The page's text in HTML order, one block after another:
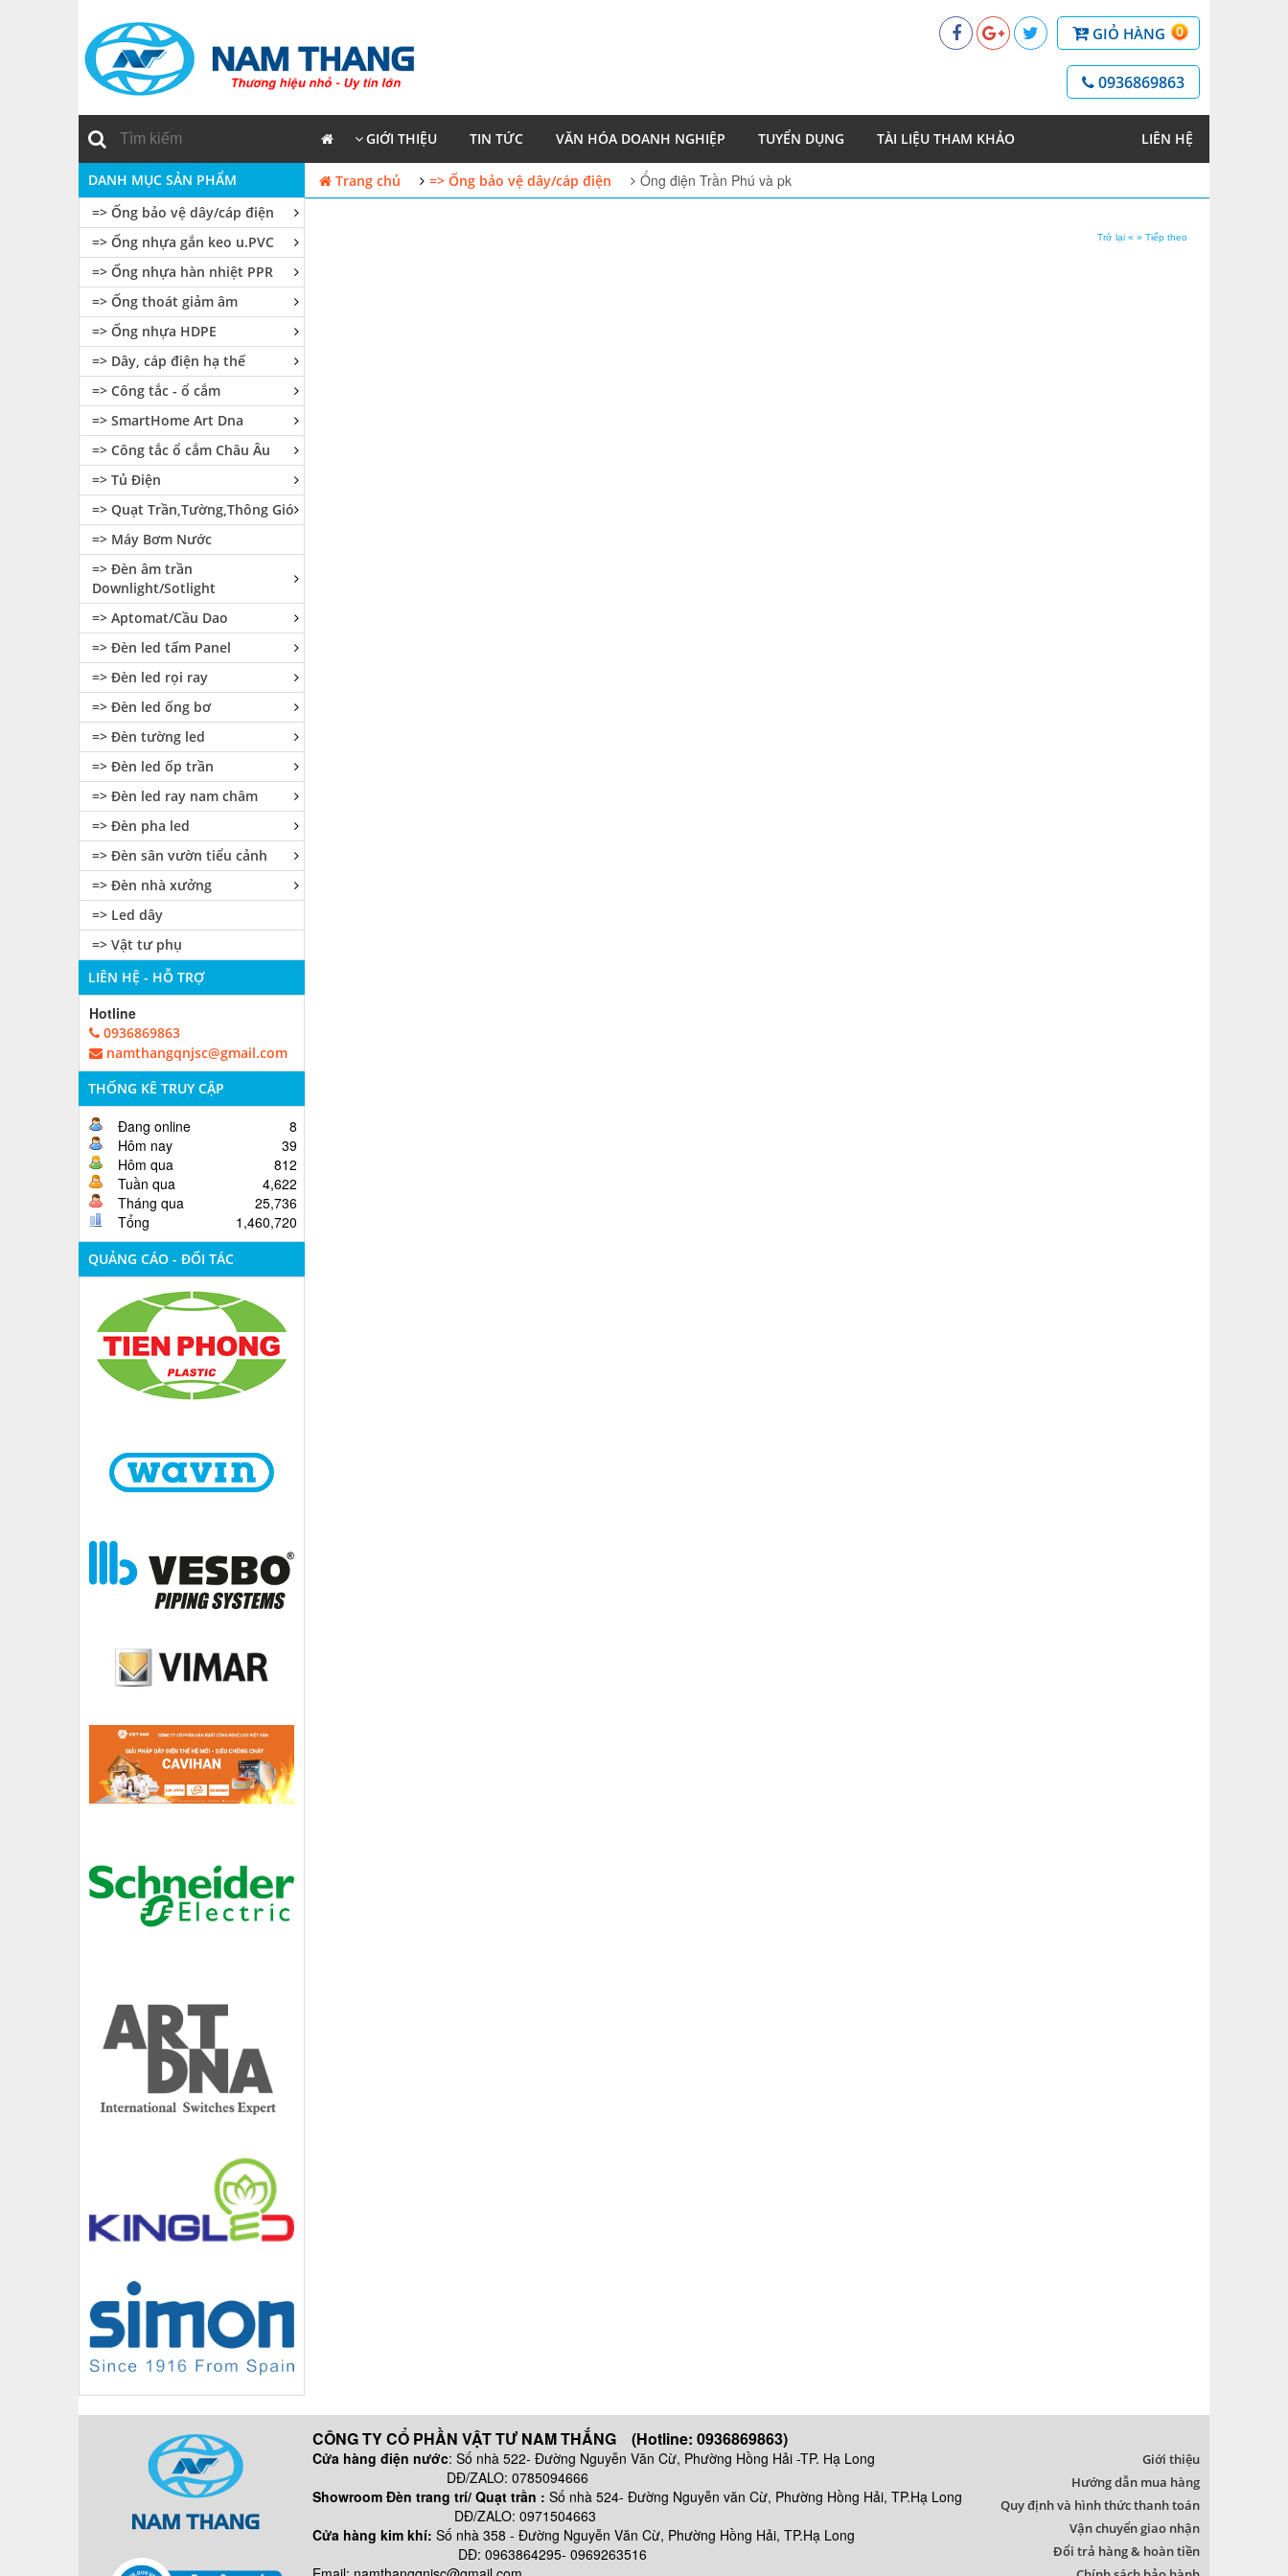
GIỎ HÀNG 0
0936869863
GIỚI THIỆU TIN TỨC VĂN HÓA DOANH NGHIỆP TUYỂN DỤNG TÀI LIỆU THAM KHẢO LIÊN HỆ
DANH MỤC SẢN PHẨM
=> Ống bảo vệ dây/cáp điện
=> Ống nhựa gắn keo u.PVC
=> Ống nhựa hàn nhiệt PPR
=> Ống thoát giảm âm
=> Ống nhựa HDPE
=> Dây, cáp điện hạ thế
=> Công tắc - ổ cắm
=> SmartHome Art Dna
=> Công tắc ổ cắm Châu Âu
=> Tủ Điện
=> Quạt Trần,Tường,Thông Gió
=> Máy Bơm Nước
=> Đèn âm trần
Downlight/Sotlight
=> Aptomat/Cầu Dao
=> Đèn led tấm Panel
=> Đèn led rọi ray
=> Đèn led ống bơ
=> Đèn tường led
=> Đèn led ốp trần
=> Đèn led ray nam châm
=> Đèn pha led
=> Đèn sân vườn tiểu cảnh
=> Đèn nhà xưởng
=> Led dây
=> Vật tư phụ
LIÊN HỆ - HỖ TRỢ
Hotline
0936869863
namthangqnjsc@gmail.com
THỐNG KÊ TRUY CẬP
Đang online
8
Hôm nay
39
Hôm qua
812
Tuần qua
4,622
Tháng qua
25,736
Tổng
1,460,720
QUẢNG CÁO - ĐỐI TÁC
Trang chủ => Ống bảo vệ dây/cáp điện Ống điện Trần Phú và pk
Trở lại « » Tiếp theo
CÔNG TY CỔ PHẦN VẬT TƯ NAM THẮNG (Hotline: 0936869863)
Cửa hàng điện nước: Số nhà 522- Đường Nguyễn Văn Cừ, Phường Hồng Hải -TP. Hạ Long
DĐ/ZALO: 0785094666
Showroom Đèn trang trí/ Quạt trần : Số nhà 524- Đường Nguyễn văn Cừ, Phường Hồng Hải, TP.Hạ Long
DĐ/ZALO: 0971504663
Cửa hàng kim khí: Số nhà 358 - Đường Nguyễn Văn Cừ, Phường Hồng Hải, TP.Hạ Long
DĐ: 0963864295- 0969263516
Giới thiệu
Hướng dẫn mua hàng
Quy định và hình thức thanh toán
Vận chuyển giao nhận
Đổi trả hàng & hoàn tiền